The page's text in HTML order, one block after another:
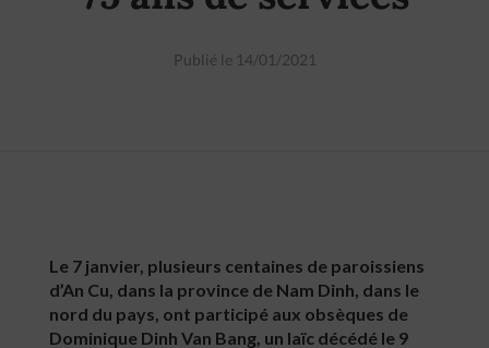
Publié le 14/01/2021
Le 7 janvier, plusieurs centaines de paroissiens
d’An Cu, dans la province de Nam Dinh, dans le
nord du pays, ont participé aux obsèques de
Dominique Dinh Van Bang, un laïc décédé le 9